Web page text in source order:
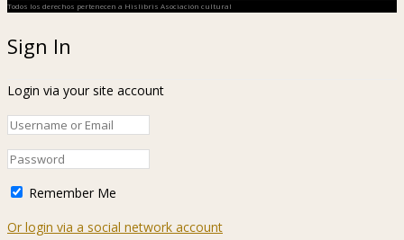
Todos los derechos pertenecen a Hislibris Asociación cultural
Sign In
Login via your site account
Remember Me
Or login via a social network account